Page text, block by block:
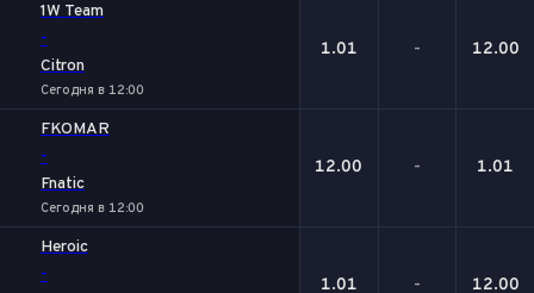
1W Team
-
Citron
Сегодня в 12:00
1.01 - 12.00
FKOMAR
-
Fnatic
Сегодня в 12:00
12.00 - 1.01
Heroic
- 1.01 - 12.00